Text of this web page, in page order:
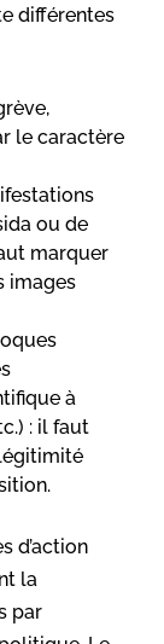
différentes
le caractère
ou de
marquer
images
à
: il faut
d’action
la
par